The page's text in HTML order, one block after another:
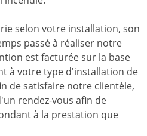
selon votre installation, son
passé à réaliser notre
est facturée sur la base
à votre type d'installation de
de satisfaire notre clientèle,
rendez-vous afin de
à la prestation que